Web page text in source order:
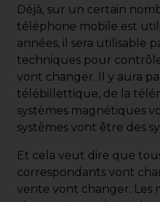
Déjà, sur un certain
téléphone mobile est
années, il sera utilisable
techniques pour
vont changer. Il y aura
télébillettique, de la
systèmes magnétiques
systèmes vont être des
Et cela veut dire que
correspondants vont
vente vont changer. Les